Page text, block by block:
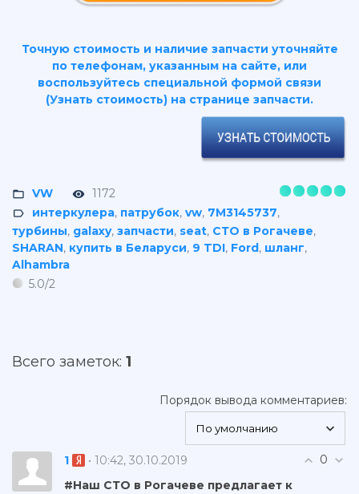
Точную стоимость и наличие запчасти уточняйте
по телефонам, указанным на сайте, или
воспользуйтесь специальной формой связи
(Узнать стоимость) на странице запчасти.
VW
1172
интеркулера, патрубок, vw, 7M3145737,
турбины, galaxy, запчасти, seat, СТО в Рогачеве,
SHARAN, купить в Беларуси, 9 TDI, Ford, шланг,
Alhambra
5.0/2
Всего заметок: 1
Порядок вывода комментариев:
0
1
• 10:42, 30.10.2019
#Наш СТО в Рогачеве предлагает к